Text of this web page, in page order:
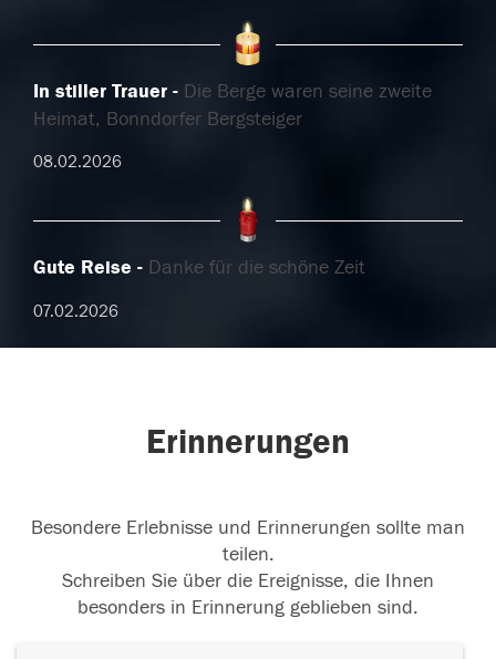
In stiller Trauer
Die Berge waren seine zweite
Heimat, Bonndorfer Bergsteiger
08.02.2026
Gute Reise Danke für die schöne Zeit
07.02.2026
Erinnerungen
Besondere Erlebnisse und Erinnerungen sollte man
teilen.
Schreiben Sie über die Ereignisse, die Ihnen
besonders in Erinnerung geblieben sind.